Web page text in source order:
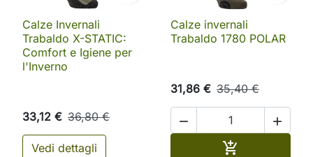
Calze Invernali
Trabaldo X-STATIC:
Comfort e Igiene per
l'Inverno
33,12 € 36,80 €
Vedi dettagli
Calze invernali
Trabaldo 1780 POLAR
31,86 € 35,40 €
 
